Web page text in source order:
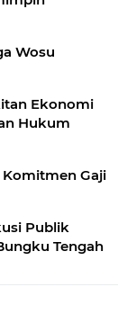
Wosu
Ekonomi
Hukum
Komitmen Gaji
Publik
Tengah